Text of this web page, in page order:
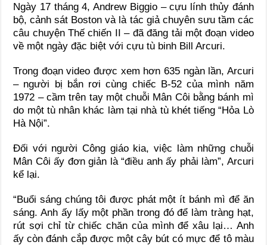
Ngày 17 tháng 4, Andrew Biggio – cựu lính thủy đánh
bộ, cảnh sát Boston và là tác giả chuyên sưu tầm các
câu chuyện Thế chiến II – đã đăng tải một đoạn video
về một ngày đặc biệt với cựu tù binh Bill Arcuri.
Trong đoạn video được xem hơn 635 ngàn lần, Arcuri
– người bị bắn rơi cùng chiếc B-52 của mình năm
1972 – cầm trên tay một chuỗi Mân Côi bằng bánh mì
do một tù nhân khác làm tại nhà tù khét tiếng “Hỏa Lò
Hà Nội”.
Đối với người Công giáo kia, việc làm những chuỗi
Mân Côi ấy đơn giản là “điều anh ấy phải làm”, Arcuri
kể lại.
“Buổi sáng chúng tôi được phát một ít bánh mì để ăn
sáng. Anh ấy lấy một phần trong đó để làm tràng hạt,
rút sợi chỉ từ chiếc chăn của mình để xâu lại… Anh
ấy còn đánh cắp được một cây bút có mực để tô màu